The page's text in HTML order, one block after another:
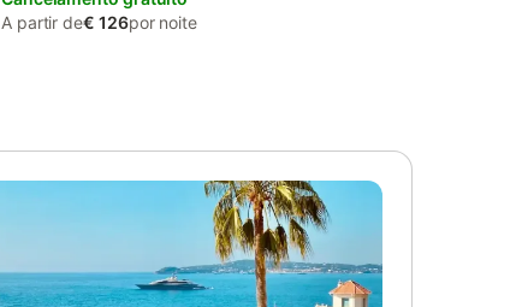
A partir de€ 126por noite